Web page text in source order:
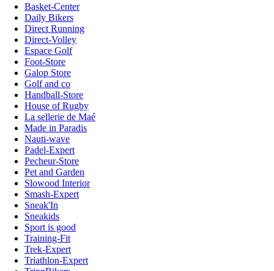
Basket-Center
Daily Bikers
Direct Running
Direct-Volley
Espace Golf
Foot-Store
Galop Store
Golf and co
Handball-Store
House of Rugby
La sellerie de Maé
Made in Paradis
Nauti-wave
Padel-Expert
Pecheur-Store
Pet and Garden
Slowood Interior
Smash-Expert
Sneak'In
Sneakids
Sport is good
Training-Fit
Trek-Expert
Triathlon-Expert